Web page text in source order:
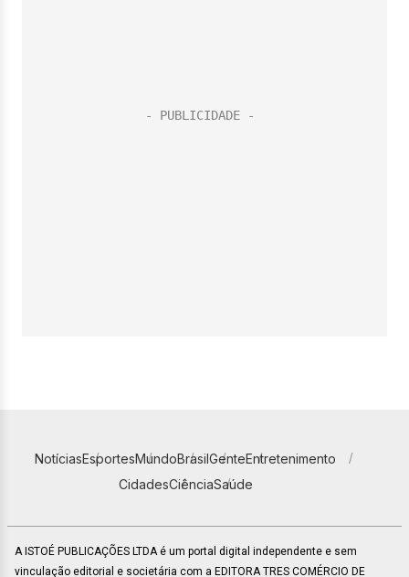
NotíciasEsportesMundoBrasilGenteEntretenimento
CidadesCiênciaSaúde
A ISTOÉ PUBLICAÇÕES LTDA é um portal digital independente e sem
vinculação editorial e societária com a EDITORA TRES COMÉRCIO DE